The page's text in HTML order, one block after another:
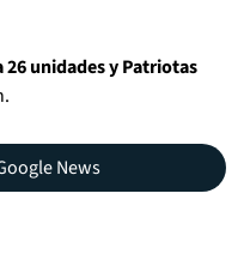
26 unidades y Patriotas
News